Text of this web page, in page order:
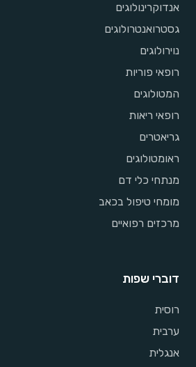
אנדוקרינולוגים
גסטרואנטרולוגים
נוירולוגים
רופאי פוריות
המטולוגים
רופאי ריאות
גריאטרים
ראומטולוגים
מנתחי כלי דם
מומחי טיפול בכאב
מרכזים רפואיים
דוברי שפות
רוסית
ערבית
אנגלית